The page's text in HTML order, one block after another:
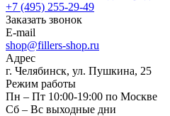
+7 (495) 255-29-49
Заказать звонок
E-mail
shop@fillers-shop.ru
Адрес
г. Челябинск, ул. Пушкина, 25
Режим работы
Пн – Пт 10:00-19:00 по Москве
Сб – Вс выходные дни